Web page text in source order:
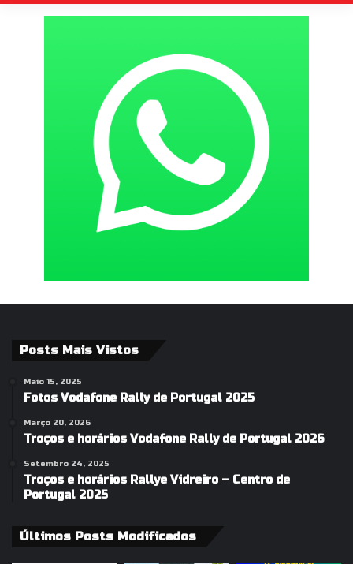
Posts Mais Vistos
Maio 15, 2025
Fotos Vodafone Rally de Portugal 2025
Março 20, 2026
Troços e horários Vodafone Rally de Portugal 2026
Setembro 24, 2025
Troços e horários Rallye Vidreiro – Centro de
Portugal 2025
Últimos Posts Modificados